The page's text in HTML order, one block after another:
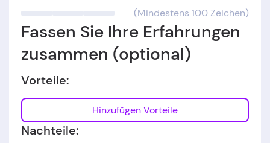
(Mindestens 100 Zeichen)
Fassen Sie Ihre Erfahrungen
zusammen (optional)
Vorteile:
Hinzufügen Vorteile
Nachteile: